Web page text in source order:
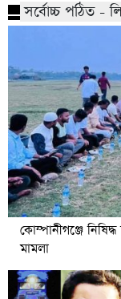
সর্বোচ্চ পঠিত -
কোম্পানীগঞ্জে
মামলা